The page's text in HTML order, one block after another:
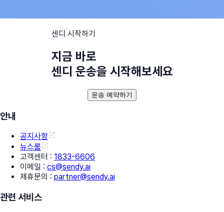
센디 시작하기
지금 바로
센디 운송을 시작해보세요
운송 예약하기
안내
공지사항
뉴스룸
고객센터 : 1833-6606
이메일 : cs@sendy.ai
제휴문의 : partner@sendy.ai
관련 서비스